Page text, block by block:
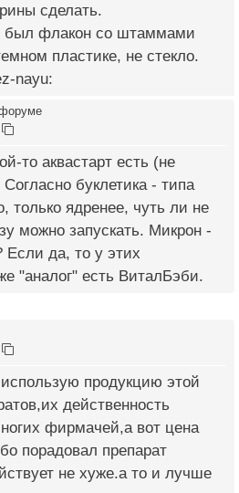
сделать.
флакон со штаммами
пластике, не стекло.
nayu:
то аквастарт есть (не
буклетика - типа
только ядренее, чуть ли не
можно запускать. Микрон -
Если да, то у этих
"аналог" есть ВиталБэби.
продукцию этой
действенность
фирмачей,а вот цена
порадовал препарат
не хуже.а то и лучше